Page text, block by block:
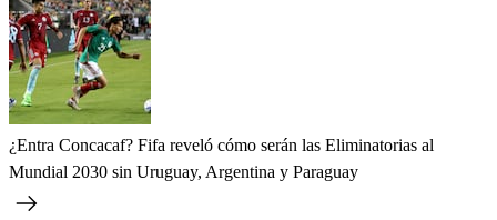
¿Entra Concacaf? Fifa reveló cómo serán las Eliminatorias al
Mundial 2030 sin Uruguay, Argentina y Paraguay